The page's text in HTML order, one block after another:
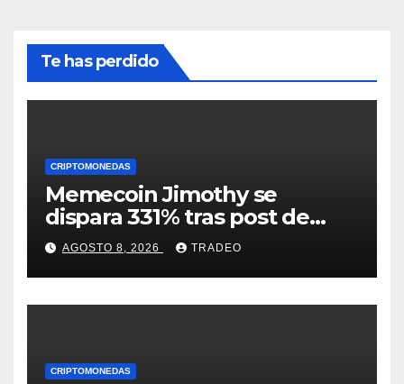
Te has perdido
CRIPTOMONEDAS
Memecoin Jimothy se
dispara 331% tras post de
Elon Musk sobre un
mapache
AGOSTO 8, 2026 TRADEO
CRIPTOMONEDAS